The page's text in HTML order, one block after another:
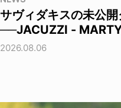
サヴィダキスの未公
──JACUZZI -
2026.08.06